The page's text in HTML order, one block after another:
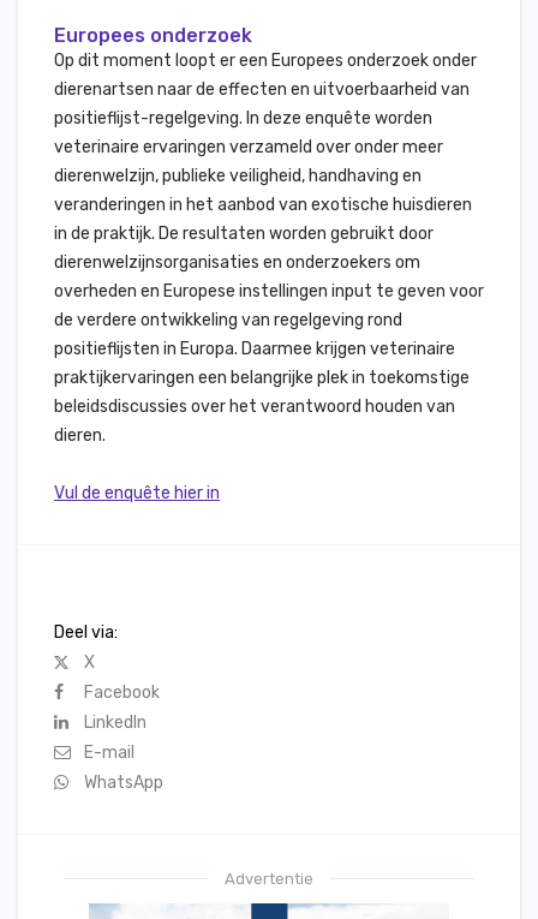
Europees onderzoek
Op dit moment loopt er een Europees onderzoek onder
dierenartsen naar de effecten en uitvoerbaarheid van
positieflijst-regelgeving. In deze enquête worden
veterinaire ervaringen verzameld over onder meer
dierenwelzijn, publieke veiligheid, handhaving en
veranderingen in het aanbod van exotische huisdieren
in de praktijk. De resultaten worden gebruikt door
dierenwelzijnsorganisaties en onderzoekers om
overheden en Europese instellingen input te geven voor
de verdere ontwikkeling van regelgeving rond
positieflijsten in Europa. Daarmee krijgen veterinaire
praktijkervaringen een belangrijke plek in toekomstige
beleidsdiscussies over het verantwoord houden van
dieren.
Vul de enquête hier in
Deel via:
X
Facebook
LinkedIn
E-mail
WhatsApp
Advertentie